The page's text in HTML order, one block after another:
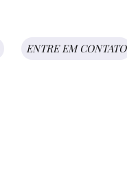
ENTRE EM CONTATO